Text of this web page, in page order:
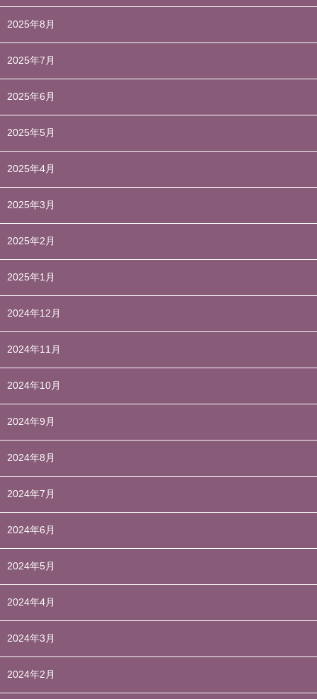
2025年8月
2025年7月
2025年6月
2025年5月
2025年4月
2025年3月
2025年2月
2025年1月
2024年12月
2024年11月
2024年10月
2024年9月
2024年8月
2024年7月
2024年6月
2024年5月
2024年4月
2024年3月
2024年2月